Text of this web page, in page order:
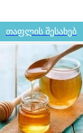
თაფლის შესახებ